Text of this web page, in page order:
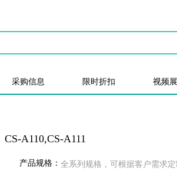
采购信息 限时折扣 视频
CS-A110,CS-A111
产品规格： 全系列规格，可根据客户需求定